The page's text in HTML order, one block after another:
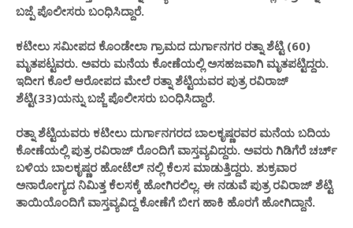
ಬಜ್ಪೆ ಪೊಲೀಸರು ಬಂಧಿಸಿದ್ದಾರೆ.
ಕಟೀಲು ಸಮೀಪದ ಕೊಂಡೇಲಾ ಗ್ರಾಮದ ದುರ್ಗಾನಗರ ರತ್ನಾ ಶೆಟ್ಟಿ (60)
ಮೃತಪಟ್ಟವರು. ಅವರು ಮನೆಯ ಕೋಣೆಯಲ್ಲಿ ಅಸಹಜವಾಗಿ ಮೃತಪಟ್ಟಿದ್ದರು.
ಇದೀಗ ಕೊಲೆ ಆರೋಪದ ಮೇಲೆ ರತ್ನಾ ಶೆಟ್ಟಿಯವರ ಪುತ್ರ ರವಿರಾಜ್
ಶೆಟ್ಟಿ(33)ಯನ್ನು ಬಜ್ಜೆ ಪೊಲೀಸರು ಬಂಧಿಸಿದ್ದಾರೆ.
ರತ್ನಾ ಶೆಟ್ಟಿಯವರು ಕಟೀಲು ದುರ್ಗಾನಗರದ ಬಾಲಕೃಷ್ಣರವರ ಮನೆಯ ಬದಿಯ
ಕೋಣೆಯಲ್ಲಿ ಪುತ್ರ ರವಿರಾಜ್ ರೊಂದಿಗೆ ವಾಸ್ತವ್ಯವಿದ್ದರು. ಅವರು ಗಿಡಿಗೆರೆ ಚರ್ಚ್
ಬಳಿಯ ಬಾಲಕೃಷ್ಣರ ಹೋಟೆಲ್ ನಲ್ಲಿ ಕೆಲಸ ಮಾಡುತ್ತಿದ್ದರು. ಶುಕ್ರವಾರ
ಅನಾರೋಗ್ಯದ ನಿಮಿತ್ತ ಕೆಲಸಕ್ಕೆ ಹೋಗಿರಲಿಲ್ಲ. ಈ ನಡುವೆ ಪುತ್ರ ರವಿರಾಜ್ ಶೆಟ್ಟಿ
ತಾಯಿಯೊಂದಿಗೆ ವಾಸ್ತವ್ಯವಿದ್ದ ಕೋಣೆಗೆ ಬೀಗ ಹಾಕಿ ಹೊರಗೆ ಹೋಗಿದ್ದಾನೆ.